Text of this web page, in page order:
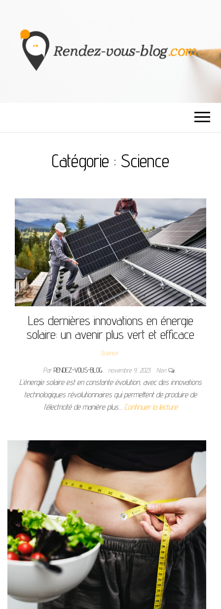
BLOG
Catégorie : Science
Les dernières innovations en énergie
solaire: un avenir plus vert et efficace
Science
ParRENDEZ-VOUS-BLOG novembre 9, 2023 Non
L’énergie solaire est en constante évolution, avec des innovations
technologiques révolutionnaires qui permettent de produire de
l’électricité de manière plus… Continuer la lecture